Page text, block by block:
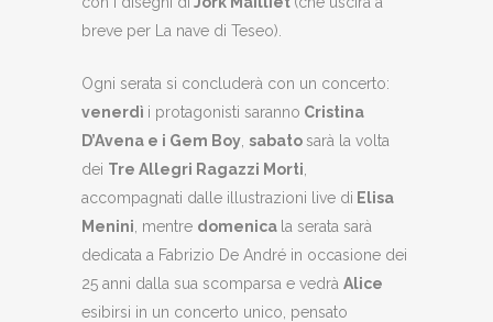
breve per La nave di Teseo).
Ogni serata si concluderà con un concerto:
venerdì i protagonisti saranno Cristina
D’Avena e i Gem Boy sabatosarà la volta
dei Tre Allegri Ragazzi Morti
accompagnati dalle illustrazioni live di Elisa
Menini , mentre domenica la serata sarà
dedicata a Fabrizio De André in occasione dei
25 anni dalla sua scomparsa e vedrà Alice
esibirsi in un concerto unico, pensato